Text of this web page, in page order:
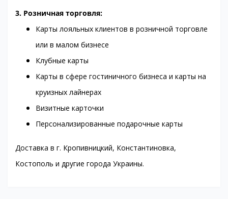
3. Розничная торговля:
Карты лояльных клиентов в розничной торговле
или в малом бизнесе
Клубные карты
Карты в сфере гостиничного бизнеса и карты на
круизных лайнерах
Визитные карточки
Персонализированные подарочные карты
Доставка в г. Кропивницкий, Константиновка,
Костополь и другие города Украины.